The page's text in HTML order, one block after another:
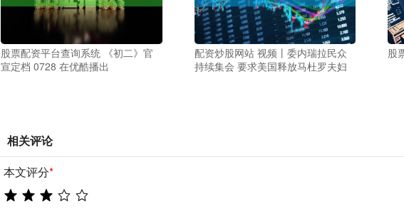
股票配资平台查询系统 《初二》官
宣定档 0728 在优酷播出
配资炒股网站 视频丨委内瑞拉民众
持续集会 要求美国释放马杜罗夫妇
股
相关评论
本文评分*